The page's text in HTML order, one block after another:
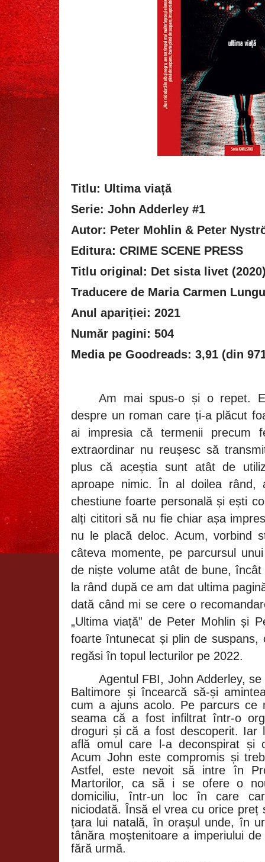
Titlu: Ultima viață
Serie: John Adderley #1
Autor: Peter Mohlin & Peter
Editura: CRIME SCENE PRESS
Titlu original: Det sista livet
Traducere de Maria Carmen Lungu
Anul apariției: 2021
Număr pagini: 504
Media pe Goodreads: 3,91 (din
Am mai spus-o și o repet.
despre un roman care ți-a plăcut
ai impresia că termenii precum
extraordinar nu reușesc să
plus că aceștia sunt atât de
aproape nimic. În al doilea rând,
chestiune foarte personală și ești
alți cititori să nu fie chiar așa
nu le placă deloc. Acum, vorbind
câteva momente, pe parcursul
de niște volume atât de bune,
la rând după ce am dat ultima
dată când mi se cere o
„Ultima viață” de Peter Mohlin și
foarte întunecat și plin de suspans,
regăsi în topul lecturilor pe 2022.
Agentul FBI, John Adderley,
Baltimore și încearcă să-și
cum a ajuns acolo. Pe parcurs ce
seama că a fost infiltrat într-o
droguri și că a fost descoperit. Iar
află omul care l-a deconspirat și
Acum John este compromis și
Astfel, este nevoit să intre în
Martorilor, ca să i se ofere o
domiciliu, într-un loc în care
niciodată. Însă el vrea cu orice
țara lui natală, în orașul unde, în
tânăra moștenitoare a imperiului
fără urmă.